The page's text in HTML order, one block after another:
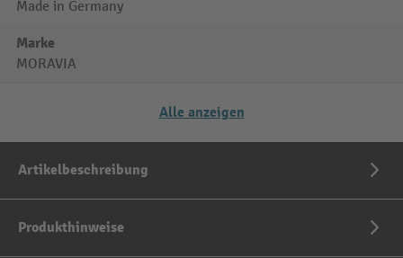
Made in Germany
Marke
MORAVIA
Alle anzeigen
Artikelbeschreibung
Produkthinweise